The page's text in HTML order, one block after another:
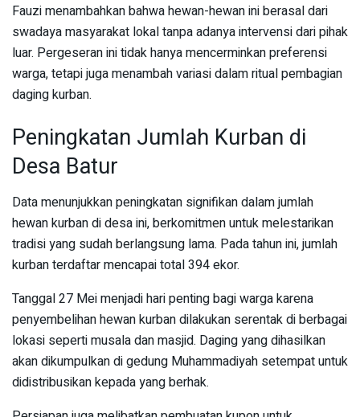
Fauzi menambahkan bahwa hewan-hewan ini berasal dari
swadaya masyarakat lokal tanpa adanya intervensi dari pihak
luar. Pergeseran ini tidak hanya mencerminkan preferensi
warga, tetapi juga menambah variasi dalam ritual pembagian
daging kurban.
Peningkatan Jumlah Kurban di
Desa Batur
Data menunjukkan peningkatan signifikan dalam jumlah
hewan kurban di desa ini, berkomitmen untuk melestarikan
tradisi yang sudah berlangsung lama. Pada tahun ini, jumlah
kurban terdaftar mencapai total 394 ekor.
Tanggal 27 Mei menjadi hari penting bagi warga karena
penyembelihan hewan kurban dilakukan serentak di berbagai
lokasi seperti musala dan masjid. Daging yang dihasilkan
akan dikumpulkan di gedung Muhammadiyah setempat untuk
didistribusikan kepada yang berhak.